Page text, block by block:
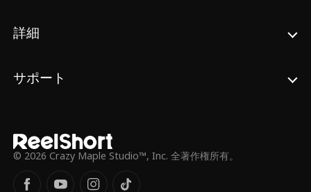
詳細
サポート
© 2026 Crazy Maple Studio™, Inc. 全著作権所有。